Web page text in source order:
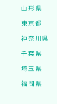
山形県
東京都
神奈川県
千葉県
埼玉県
福岡県